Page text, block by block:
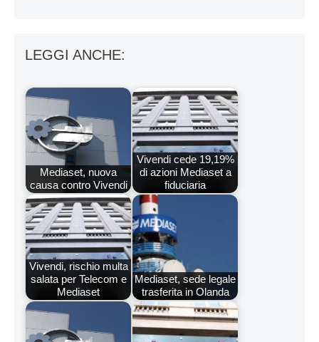
LEGGI ANCHE:
Mediaset, nuova
causa contro Vivendi
Vivendi cede 19,19%
di azioni Mediaset a
fiduciaria
Vivendi, rischio multa
salata per Telecom e
Mediaset
Mediaset, sede legale
trasferita in Olanda